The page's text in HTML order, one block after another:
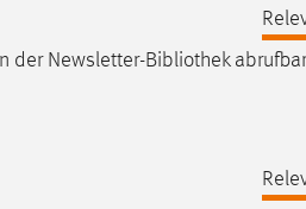
der Newsletter-Bibliothek